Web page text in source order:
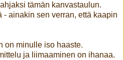
tämän kanvastaulun.
- ainakin sen verran, että kaapin
on minulle iso haaste.
ja liimaaminen on ihanaa.